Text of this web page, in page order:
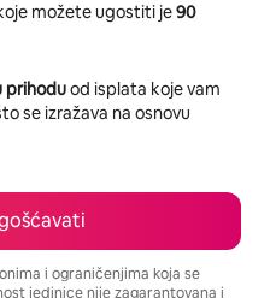
možete ugostiti je90
prihoduod isplata koje vam
se izražava na osnovu
i ograničenjima koja se
jedinice nije zagarantovana i